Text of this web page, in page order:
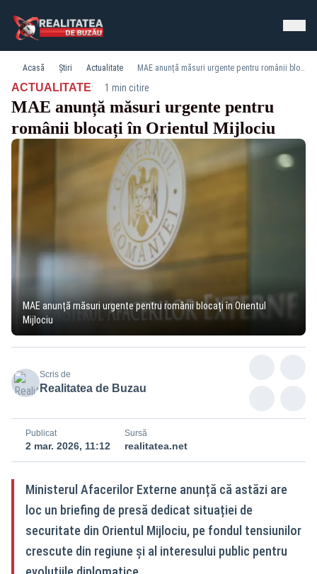
Acasă Știri Actualitate MAE anunță măsuri urgente pentru românii blocați în Orientul Mijlociu
ACTUALITATE· 1 min citire
MAE anunță măsuri urgente pentru
românii blocați în Orientul Mijlociu
MAE anunță măsuri urgente pentru românii blocați în Orientul
Mijlociu
Scris de
Realitatea de Buzau
Publicat
2 mar. 2026, 11:12
Sursă
realitatea.net
Ministerul Afacerilor Externe anunță că astăzi are
loc un briefing de presă dedicat situației de
securitate din Orientul Mijlociu, pe fondul tensiunilor
crescute din regiune și al interesului public pentru